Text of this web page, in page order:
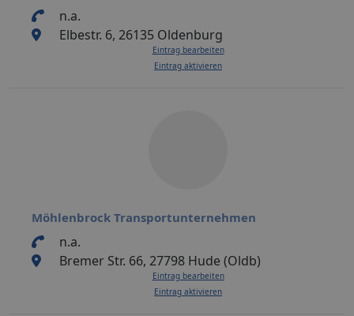
n.a.
Elbestr. 6, 26135 Oldenburg
Eintrag bearbeiten
Eintrag aktivieren
Möhlenbrock Transportunternehmen
n.a.
Bremer Str. 66, 27798 Hude (Oldb)
Eintrag bearbeiten
Eintrag aktivieren